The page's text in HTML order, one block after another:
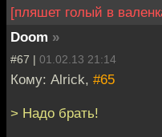
[пляшет голый в
Doom »
#67 | 01.02.13 21:14
Кому: Alrick, #65
> Надо брать!